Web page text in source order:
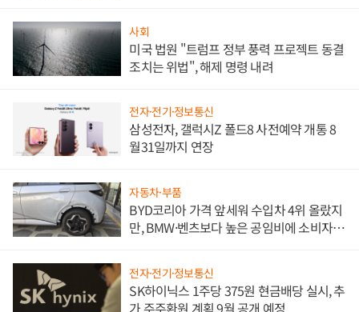
사회
미국 법원 "트럼프 정부 풍력 프로젝트 동결
조치는 위법", 해제 명령 내려
전자·전기·정보통신
삼성전자, 갤럭시Z 폴드8 사전예약 개통 8
월31일까지 연장
자동차·부품
BYD코리아 가격 앞세워 수입차 4위 올랐지
만, BMW·벤츠보다 높은 공임비에 소비자
전자·전기·정보통신
SK하이닉스 1주당 375원 현금배당 실시, 추
가 주주환원 계획 9월 공개 예정